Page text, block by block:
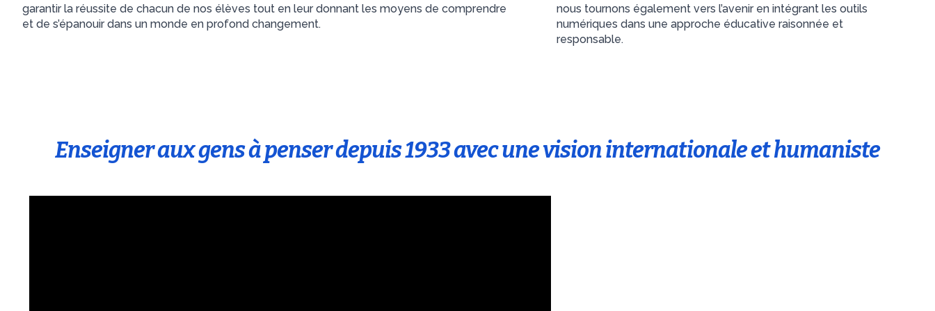
garantir la réussite de chacun de nos élèves tout en leur donnant les moyens de comprendre
et de s’épanouir dans un monde en profond changement.
nous tournons également vers l’avenir en intégrant les outils
numériques dans une approche éducative raisonnée et
responsable.
Enseigner aux gens à penser depuis 1933 avec une vision internationale et humaniste